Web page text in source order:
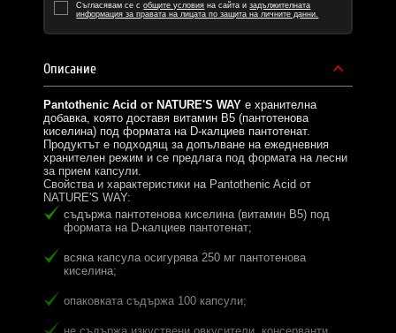
Съгласявам се собщите условия на сайта изадължителната
информация за правата на лицата по защита на личните данни.
Описание
Pantothenic Acid от NATURE'S WAY е хранителна
добавка, която доставя витамин B5 (пантотенова
киселина) под формата на D-калциев пантотенат.
Продуктът е подходящ за допълване на ежедневния
хранителен режим и се предлага под формата на лесни
за прием капсули.
Свойства и характеристики на Pantothenic Acid от
NATURE'S WAY:
съдържа пантотенова киселина (витамин B5) под
формата на D-калциев пантотенат;
всяка капсула осигурява 250 мг пантотенова
киселина;
опаковката съдържа 100 капсули;